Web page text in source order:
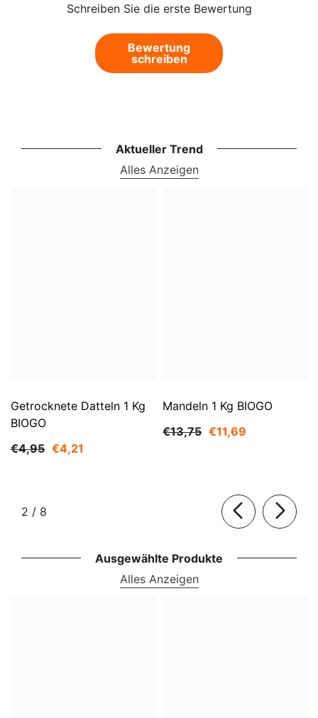
Schreiben Sie die erste Bewertung
Bewertung
schreiben
Aktueller Trend
Alles Anzeigen
Getrocknete Datteln 1 Kg
BIOGO
€4,95 €4,21
Mandeln 1 Kg BIOGO
€13,75 €11,69
2 / von
8
Ausgewählte Produkte
Alles Anzeigen